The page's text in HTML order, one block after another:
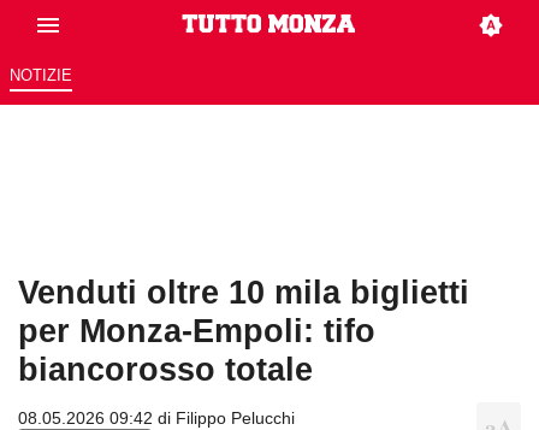
NOTIZIE
Venduti oltre 10 mila biglietti
per Monza-Empoli: tifo
biancorosso totale
08.05.2026 09:42 di Filippo Pelucchi